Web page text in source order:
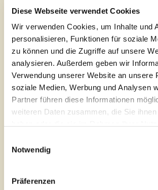
Diese Webseite verwendet Cookies
Wir verwenden Cookies, um Inhalte und
personalisieren, Funktionen für soziale
zu können und die Zugriffe auf unsere
analysieren. Außerdem geben wir
Verwendung unserer Website an unsere
soziale Medien, Werbung und Analysen
Partner führen diese Informationen
weiteren Daten zusammen, die Sie
Cookies, wenn Sie unsere Webseite
Notwendig
Präferenzen
Mädchentag am Jugendwagon:
Tepe (Preisträgerin Kategorie
Alt“, 5.000 Euro)
Der gemeinnützige Verein
Jugendhaus Buer e.V.“ ist der
Trägerverein des
damit eines Projekts der
Jugendarbeit in Melle-Buer.
pädagogischen Projekten
12- bis 18-jährige Mädchen
und sich für ältere Mitbürger/